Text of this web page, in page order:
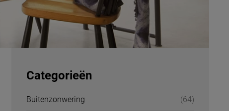
Categorieën
Buitenzonwering (64)